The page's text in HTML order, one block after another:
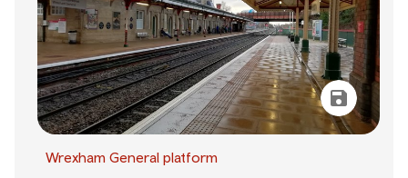
Wrexham General platform